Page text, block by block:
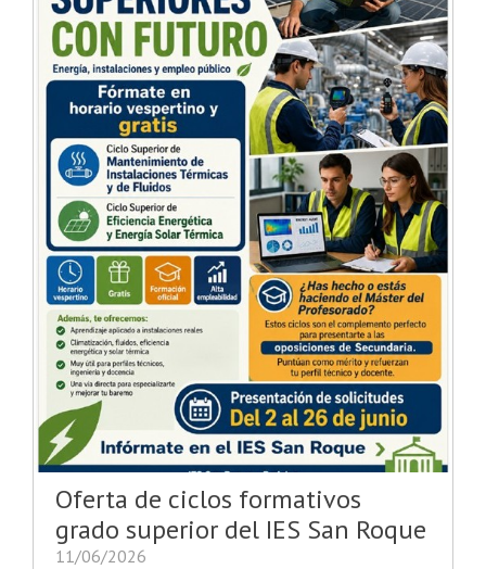
Oferta de ciclos formativos
grado superior del IES San Roque
11/06/2026